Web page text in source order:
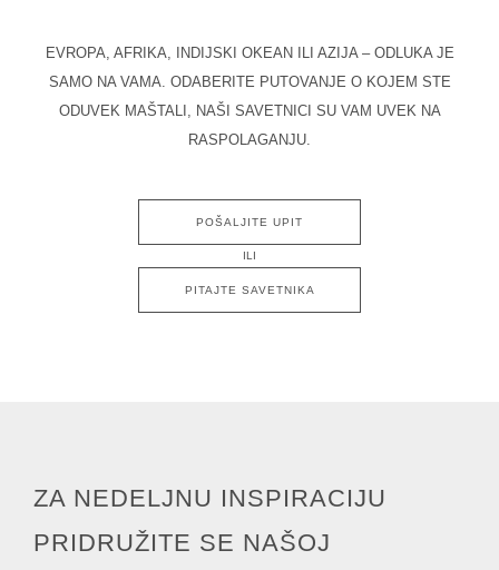
EVROPA, AFRIKA, INDIJSKI OKEAN ILI AZIJA – ODLUKA JE
SAMO NA VAMA. ODABERITE PUTOVANJE O KOJEM STE
ODUVEK MAŠTALI, NAŠI SAVETNICI SU VAM UVEK NA
RASPOLAGANJU.
POŠALJITE UPIT
ILI
PITAJTE SAVETNIKA
ZA NEDELJNU INSPIRACIJU
PRIDRUŽITE SE NAŠOJ